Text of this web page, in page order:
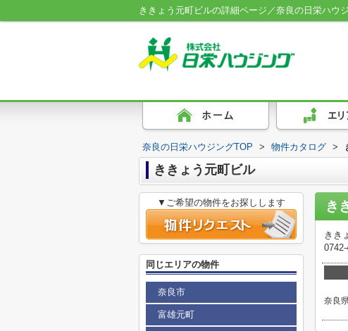
ききょう元町ビルの詳細ページ／奈良の日栄ハウ
奈良の日栄ハウジングTOP > 物件カタログ >
ききょう元町ビル
き
きき
奈良
▼ご希望の物件をお探しします
同じエリアの物件
奈良市
富雄元町